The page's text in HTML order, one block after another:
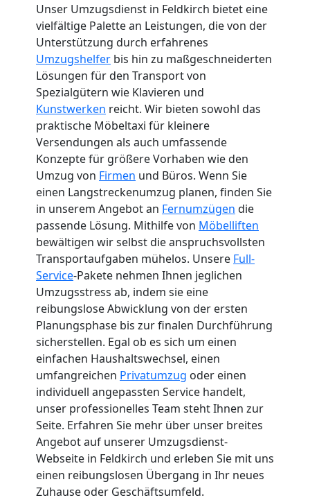
Unser Umzugsdienst in Feldkirch bietet eine
vielfältige Palette an Leistungen, die von der
Unterstützung durch erfahrenes
Umzugshelfer bis hin zu maßgeschneiderten
Lösungen für den Transport von
Spezialgütern wie Klavieren und
Kunstwerken reicht. Wir bieten sowohl das
praktische Möbeltaxi für kleinere
Versendungen als auch umfassende
Konzepte für größere Vorhaben wie den
Umzug von Firmen und Büros. Wenn Sie
einen Langstreckenumzug planen, finden Sie
in unserem Angebot an Fernumzügen die
passende Lösung. Mithilfe von Möbelliften
bewältigen wir selbst die anspruchsvollsten
Transportaufgaben mühelos. Unsere Full-
Service-Pakete nehmen Ihnen jeglichen
Umzugsstress ab, indem sie eine
reibungslose Abwicklung von der ersten
Planungsphase bis zur finalen Durchführung
sicherstellen. Egal ob es sich um einen
einfachen Haushaltswechsel, einen
umfangreichen Privatumzug oder einen
individuell angepassten Service handelt,
unser professionelles Team steht Ihnen zur
Seite. Erfahren Sie mehr über unser breites
Angebot auf unserer Umzugsdienst-
Webseite in Feldkirch und erleben Sie mit uns
einen reibungslosen Übergang in Ihr neues
Zuhause oder Geschäftsumfeld.